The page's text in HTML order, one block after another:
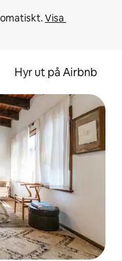
Visa
Hyr ut på Airbnb